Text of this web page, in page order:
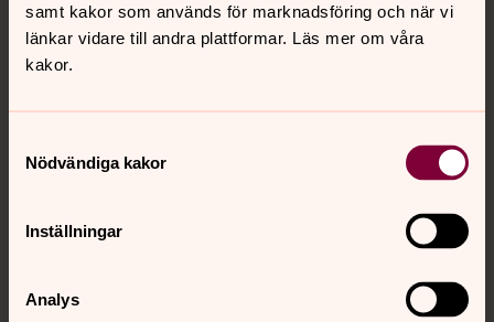
samt kakor som används för marknadsföring och när vi
länkar vidare till andra plattformar. Läs mer om våra
kakor.
Nödvändiga kakor
Inställningar
Analys
Kalender